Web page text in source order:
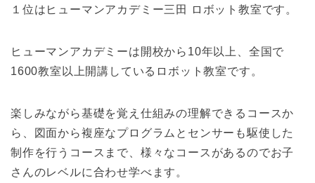
１位はヒューマンアカデミー三田 ロボット教室です。
ヒューマンアカデミーは開校から10年以上、全国で
1600教室以上開講しているロボット教室です。
楽しみながら基礎を覚え仕組みの理解できるコースか
ら、図面から複座なプログラムとセンサーも駆使した
制作を行うコースまで、様々なコースがあるのでお子
さんのレベルに合わせ学べます。